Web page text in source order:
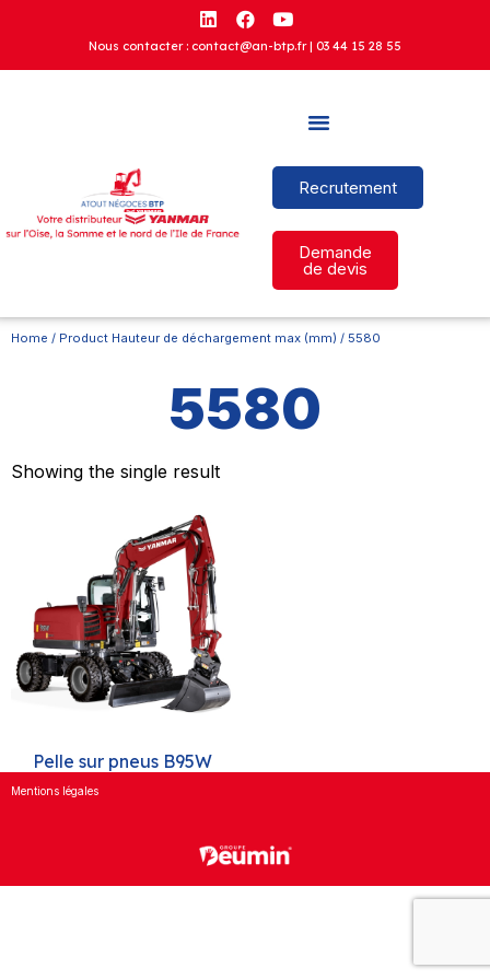
Nous contacter : contact@an-btp.fr | 03 44 15 28 55
Recrutement
Demande
de devis
Home / Product Hauteur de déchargement max (mm) / 5580
5580
Showing the single result
Pelle sur pneus B95W
Mentions légales